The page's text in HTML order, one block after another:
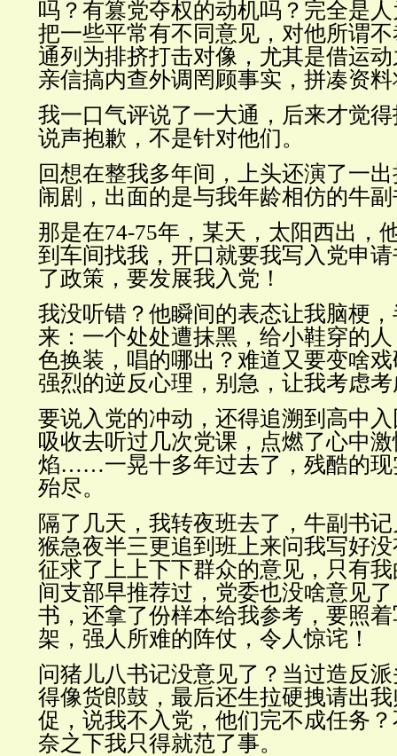
吗？有篡党夺权的动机吗？完全是
把一些平常有不同意见，对他所谓
通列为排挤打击对像，尤其是借运
亲信搞内查外调罔顾事实，拼凑资
我一口气评说了一大通，后来才觉
说声抱歉，不是针对他们。
回想在整我多年间，
上头还演了一
闹剧，出面的是与我年龄相仿的牛
那是在74-75年，某天，太阳西出，
到车间找我，开口就要我写入党申
了政策，要发展我入党！
我没听错？他瞬间的表态让我脑梗
来：一个处处遭抹黑，给小鞋穿的
色换装，唱的哪出？难道又要变啥
强烈的逆反心理，别急，让我考虑
要说入党的冲动，还得追溯到高中
吸收去听过几次党课，点燃了心中
焰……一晃十多年过去了，残酷的现
殆尽。
隔了几天，我转夜班去了，牛副书
猴急夜半三更追到班上来问我写好
征求了上上下下群众的意见，只有
间支部早推荐过，党委也没啥意见
书，还拿了份样本给我参考，要照
架，强人所难的阵仗，令人惊诧！
问猪儿八书记没意见了？当过造反
得像货郎鼓，最后还生拉硬拽请出
促，说我不入党，他们完不成任务
奈之下我只得就范了事。